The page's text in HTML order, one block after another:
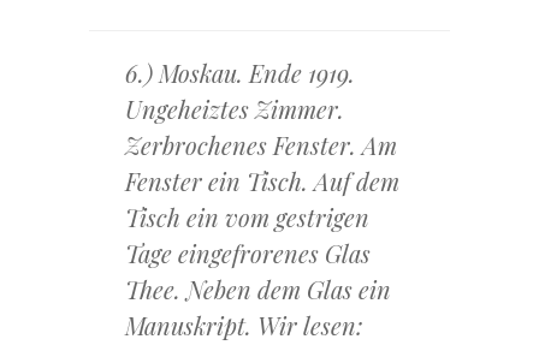
6.) Moskau. Ende 1919.
Ungeheiztes Zimmer.
Zerbrochenes Fenster. Am
Fenster ein Tisch. Auf dem
Tisch ein vom gestrigen
Tage eingefrorenes Glas
Thee. Neben dem Glas ein
Manuskript. Wir lesen: